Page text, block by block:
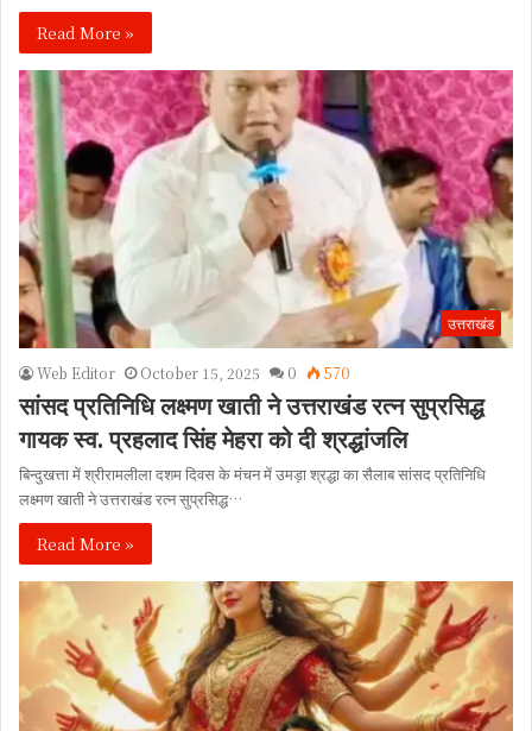
Read More »
उत्तराखंड
Web Editor October 15, 2025 0 570
सांसद प्रतिनिधि लक्ष्मण खाती ने उत्तराखंड रत्न सुप्रसिद्ध
गायक स्व. प्रहलाद सिंह मेहरा को दी श्रद्धांजलि
बिन्दुखत्ता में श्रीरामलीला दशम दिवस के मंचन में उमड़ा श्रद्धा का सैलाब सांसद प्रतिनिधि
लक्ष्मण खाती ने उत्तराखंड रत्न सुप्रसिद्ध…
Read More »